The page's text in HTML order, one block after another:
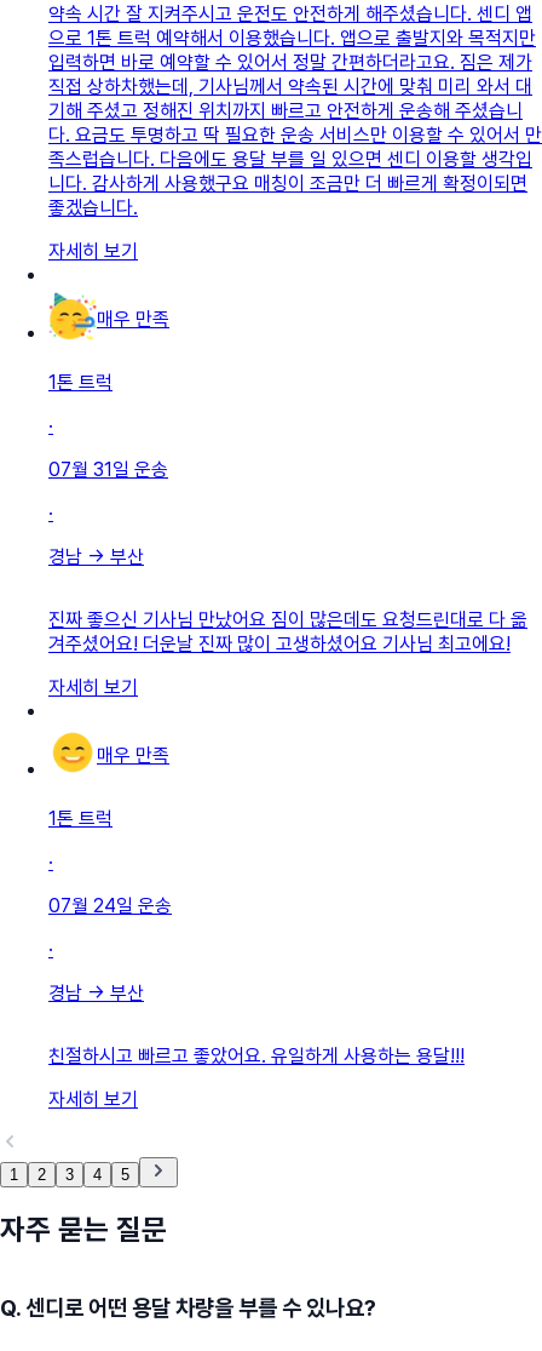
약속 시간 잘 지켜주시고 운전도 안전하게 해주셨습니다. 센디 앱
으로 1톤 트럭 예약해서 이용했습니다. 앱으로 출발지와 목적지만
입력하면 바로 예약할 수 있어서 정말 간편하더라고요. 짐은 제가
직접 상하차했는데, 기사님께서 약속된 시간에 맞춰 미리 와서 대
기해 주셨고 정해진 위치까지 빠르고 안전하게 운송해 주셨습니
다. 요금도 투명하고 딱 필요한 운송 서비스만 이용할 수 있어서 만
족스럽습니다. 다음에도 용달 부를 일 있으면 센디 이용할 생각입
니다. 감사하게 사용했구요 매칭이 조금만 더 빠르게 확정이되면
좋겠습니다.
자세히 보기
매우 만족
1톤 트럭
·
07월 31일 운송
·
경남 → 부산
진짜 좋으신 기사님 만났어요 짐이 많은데도 요청드린대로 다 옮
겨주셨어요! 더운날 진짜 많이 고생하셨어요 기사님 최고에요!
자세히 보기
매우 만족
1톤 트럭
·
07월 24일 운송
·
경남 → 부산
친절하시고 빠르고 좋았어요. 유일하게 사용하는 용달!!!
자세히 보기
1 2 3 4 5
자주 묻는 질문
Q.센디로 어떤 용달 차량을 부를 수 있나요?